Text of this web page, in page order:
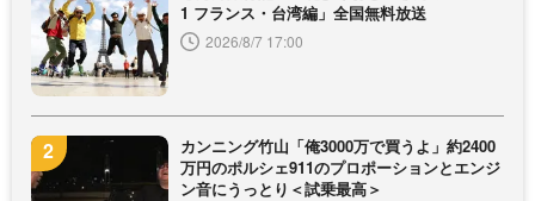
1 フランス・台湾編」全国無料放送
2026/8/7 17:00
カンニング竹山「俺3000万で買うよ」約2400
万円のポルシェ911のプロポーションとエンジ
ン音にうっとり＜試乗最高＞